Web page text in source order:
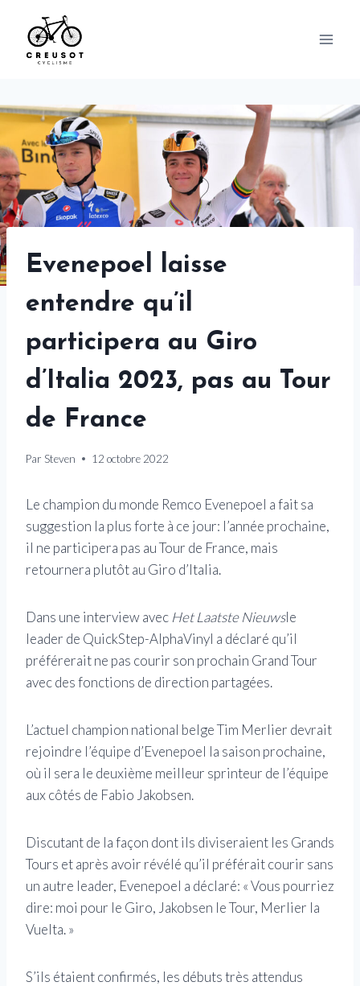
content
Evenepoel laisse
entendre qu’il
participera au Giro
d’Italia 2023, pas au Tour
de France
Par Steven 12 octobre 2022
Le champion du monde Remco Evenepoel a fait sa
suggestion la plus forte à ce jour: l’année prochaine,
il ne participera pas au Tour de France, mais
retournera plutôt au Giro d’Italia.
Dans une interview avec Het Laatste Nieuwsle
leader de QuickStep-AlphaVinyl a déclaré qu’il
préférerait ne pas courir son prochain Grand Tour
avec des fonctions de direction partagées.
L’actuel champion national belge Tim Merlier devrait
rejoindre l’équipe d’Evenepoel la saison prochaine,
où il sera le deuxième meilleur sprinteur de l’équipe
aux côtés de Fabio Jakobsen.
Discutant de la façon dont ils diviseraient les Grands
Tours et après avoir révélé qu’il préférait courir sans
un autre leader, Evenepoel a déclaré: « Vous pourriez
dire: moi pour le Giro, Jakobsen le Tour, Merlier la
Vuelta. »
S’ils étaient confirmés, les débuts très attendus